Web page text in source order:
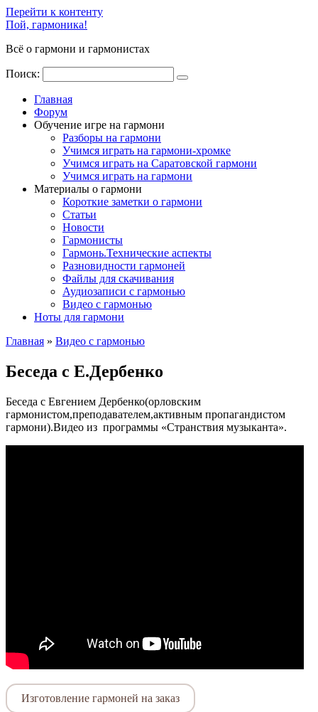
Перейти к контенту
Пой, гармоника!
Всё о гармони и гармонистах
Поиск:
Главная
Форум
Обучение игре на гармони
Разборы на гармони
Учимся играть на гармони-хромке
Учимся играть на Саратовской гармони
Учимся играть на гармони
Материалы о гармони
Короткие заметки о гармони
Cтатьи
Новости
Гармонисты
Гармонь.Технические аспекты
Разновидности гармоней
Файлы для скачивания
Аудиозаписи с гармонью
Видео с гармонью
Ноты для гармони
Главная » Видео с гармонью
Беседа с Е.Дербенко
Беседа с Евгением Дербенко(орловским
гармонистом,преподавателем,активным пропагандистом
гармони).Видео из программы «Странствия музыканта».
Изготовление гармоней на заказ